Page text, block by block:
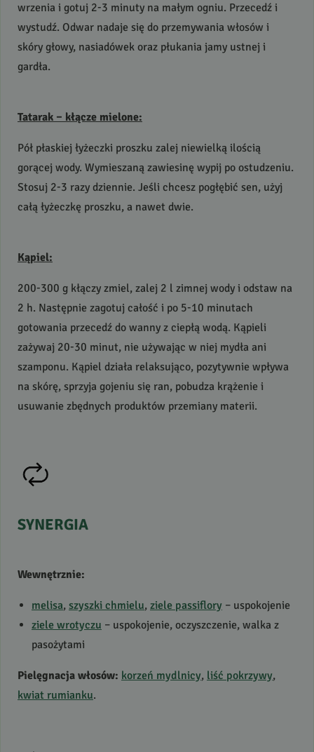
wrzenia i gotuj 2-3 minuty na małym ogniu. Przecedź i
wystudź. Odwar nadaje się do przemywania włosów i
skóry głowy, nasiadówek oraz płukania jamy ustnej i
gardła.
Tatarak – kłącze mielone:
Pół płaskiej łyżeczki proszku zalej niewielką ilością
gorącej wody. Wymieszaną zawiesinę wypij po ostudzeniu.
Stosuj 2-3 razy dziennie. Jeśli chcesz pogłębić sen, użyj
całą łyżeczkę proszku, a nawet dwie.
Kąpiel:
200-300 g kłączy zmiel, zalej 2 l zimnej wody i odstaw na
2 h. Następnie zagotuj całość i po 5-10 minutach
gotowania przecedź do wanny z ciepłą wodą. Kąpieli
zażywaj 20-30 minut, nie używając w niej mydła ani
szamponu. Kąpiel działa relaksująco, pozytywnie wpływa
na skórę, sprzyja gojeniu się ran, pobudza krążenie i
usuwanie zbędnych produktów przemiany materii.
SYNERGIA
Wewnętrznie:
melisa, szyszki chmielu, ziele passiflory – uspokojenie
ziele wrotyczu – uspokojenie, oczyszczenie, walka z
pasożytami
Pielęgnacja włosów: korzeń mydlnicy, liść pokrzywy,
kwiat rumianku.